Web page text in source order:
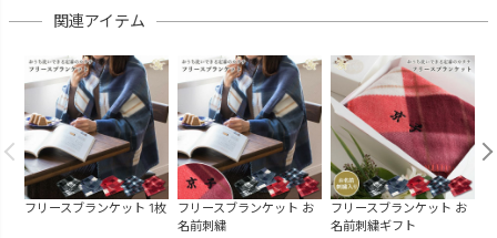
関連アイテム
フリースブランケット 1枚
フリースブランケット お
名前刺繍
フリースブランケット お
名前刺繍ギフト